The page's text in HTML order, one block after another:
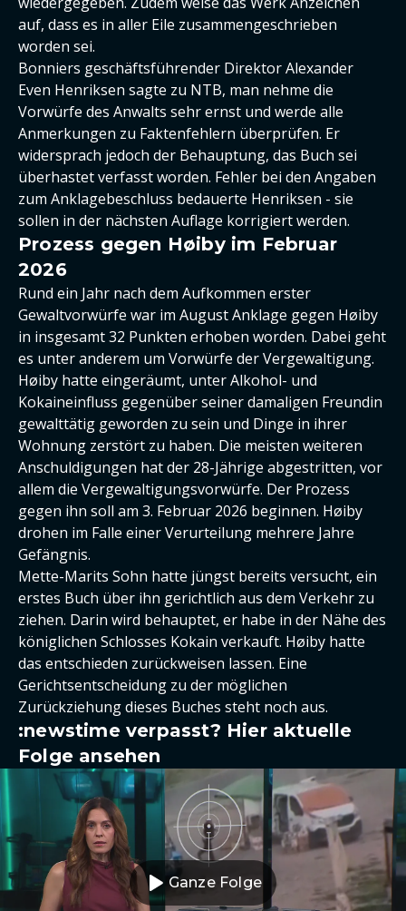
auf, dass es in aller Eile zusammengeschrieben
worden sei.
Bonniers geschäftsführender Direktor Alexander
Even Henriksen sagte zu NTB, man nehme die
Vorwürfe des Anwalts sehr ernst und werde alle
Anmerkungen zu Faktenfehlern überprüfen. Er
widersprach jedoch der Behauptung, das Buch sei
überhastet verfasst worden. Fehler bei den Angaben
zum Anklagebeschluss bedauerte Henriksen - sie
sollen in der nächsten Auflage korrigiert werden.
Prozess gegen Høiby im Februar
2026
Rund ein Jahr nach dem Aufkommen erster
Gewaltvorwürfe war im August Anklage gegen Høiby
in insgesamt 32 Punkten erhoben worden. Dabei geht
es unter anderem um Vorwürfe der Vergewaltigung.
Høiby hatte eingeräumt, unter Alkohol- und
Kokaineinfluss gegenüber seiner damaligen Freundin
gewalttätig geworden zu sein und Dinge in ihrer
Wohnung zerstört zu haben. Die meisten weiteren
Anschuldigungen hat der 28-Jährige abgestritten, vor
allem die Vergewaltigungsvorwürfe. Der Prozess
gegen ihn soll am 3. Februar 2026 beginnen. Høiby
drohen im Falle einer Verurteilung mehrere Jahre
Gefängnis.
Mette-Marits Sohn hatte jüngst bereits versucht, ein
erstes Buch über ihn gerichtlich aus dem Verkehr zu
ziehen. Darin wird behauptet, er habe in der Nähe des
königlichen Schlosses Kokain verkauft. Høiby hatte
das entschieden zurückweisen lassen. Eine
Gerichtsentscheidung zu der möglichen
Zurückziehung dieses Buches steht noch aus.
:newstime verpasst? Hier aktuelle
Folge ansehen
Ganze Folge